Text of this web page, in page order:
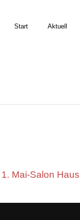
Start Aktuell
Mai-Salon